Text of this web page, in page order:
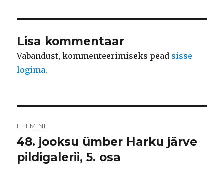
Lisa kommentaar
Vabandust, kommenteerimiseks pead sisse
logima.
EELMINE
Eelmine
postitus:
48. jooksu ümber Harku järve
pildigalerii, 5. osa